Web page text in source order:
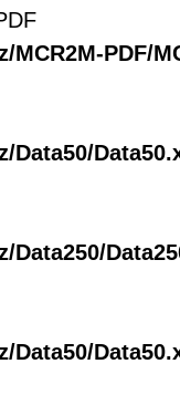
PDF/
Data50/
Data250/
Data50/